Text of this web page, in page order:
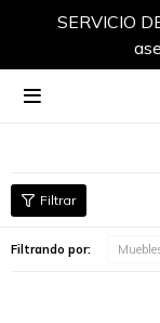
SERVICIO

Filtrando por: